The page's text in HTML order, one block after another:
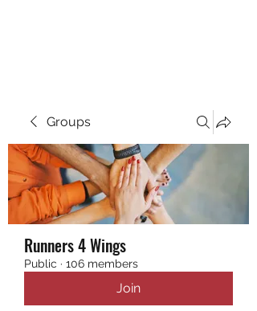
Groups
Runners 4 Wings
Public · 106 members
Join